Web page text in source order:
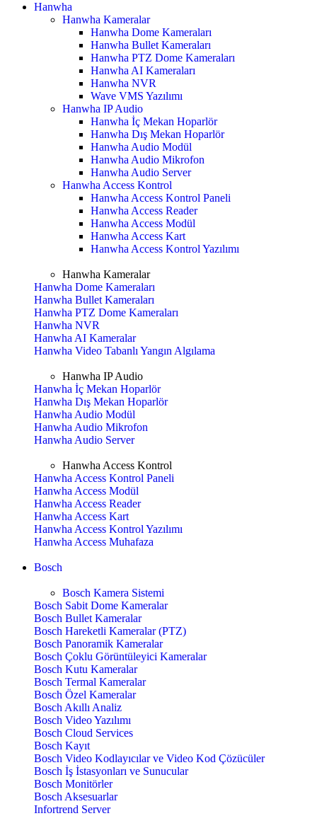
Hanwha
Hanwha Kameralar
Hanwha Dome Kameraları
Hanwha Bullet Kameraları
Hanwha PTZ Dome Kameraları
Hanwha AI Kameraları
Hanwha NVR
Wave VMS Yazılımı
Hanwha IP Audio
Hanwha İç Mekan Hoparlör
Hanwha Dış Mekan Hoparlör
Hanwha Audio Modül
Hanwha Audio Mikrofon
Hanwha Audio Server
Hanwha Access Kontrol
Hanwha Access Kontrol Paneli
Hanwha Access Reader
Hanwha Access Modül
Hanwha Access Kart
Hanwha Access Kontrol Yazılımı
Hanwha Kameralar
Hanwha Dome Kameraları
Hanwha Bullet Kameraları
Hanwha PTZ Dome Kameraları
Hanwha NVR
Hanwha AI Kameralar
Hanwha Video Tabanlı Yangın Algılama
Hanwha IP Audio
Hanwha İç Mekan Hoparlör
Hanwha Dış Mekan Hoparlör
Hanwha Audio Modül
Hanwha Audio Mikrofon
Hanwha Audio Server
Hanwha Access Kontrol
Hanwha Access Kontrol Paneli
Hanwha Access Modül
Hanwha Access Reader
Hanwha Access Kart
Hanwha Access Kontrol Yazılımı
Hanwha Access Muhafaza
Bosch
Bosch Kamera Sistemi
Bosch Sabit Dome Kameralar
Bosch Bullet Kameralar
Bosch Hareketli Kameralar (PTZ)
Bosch Panoramik Kameralar
Bosch Çoklu Görüntüleyici Kameralar
Bosch Kutu Kameralar
Bosch Termal Kameralar
Bosch Özel Kameralar
Bosch Akıllı Analiz
Bosch Video Yazılımı
Bosch Cloud Services
Bosch Kayıt
Bosch Video Kodlayıcılar ve Video Kod Çözücüler
Bosch İş İstasyonları ve Sunucular
Bosch Monitörler
Bosch Aksesuarlar
Infortrend Server